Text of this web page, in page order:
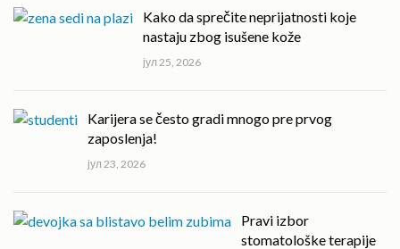
Kako da sprečite neprijatnosti koje
nastaju zbog isušene kože
јул 25, 2026
Karijera se često gradi mnogo pre prvog
zaposlenja!
јул 23, 2026
Pravi izbor
stomatološke terapije